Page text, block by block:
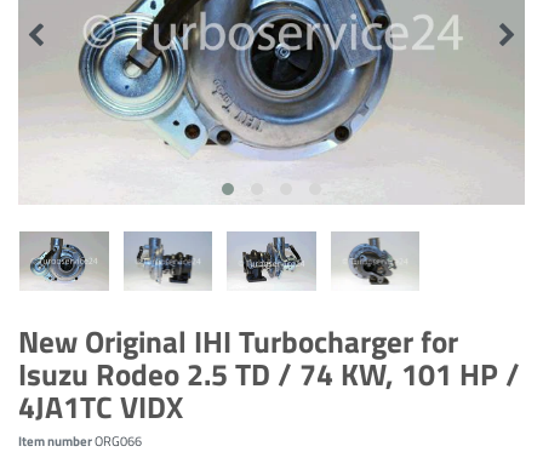
New Original IHI Turbocharger for
Isuzu Rodeo 2.5 TD / 74 KW, 101 HP /
4JA1TC VIDX
Item numberORG066